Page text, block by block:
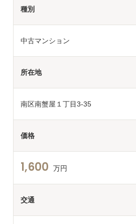
種別
中古マンション
所在地
南区南蟹屋１丁目3-35
価格
1,600 万円
交通